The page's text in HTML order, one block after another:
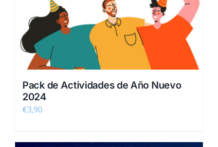
Pack de Actividades de Año Nuevo
2024
€3,90